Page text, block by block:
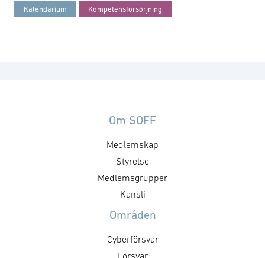
Kalendarium Kompetensförsörjning
Om SOFF
Medlemskap
Styrelse
Medlemsgrupper
Kansli
Områden
Cyberförsvar
Försvar